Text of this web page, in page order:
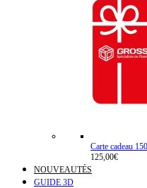
Carte cadeau
125,00€
NOUVEAUTÉS
GUIDE 3D